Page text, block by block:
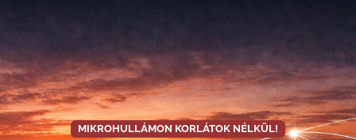
MIKROHULLÁMON KORLÁTOK NÉLKÜL!